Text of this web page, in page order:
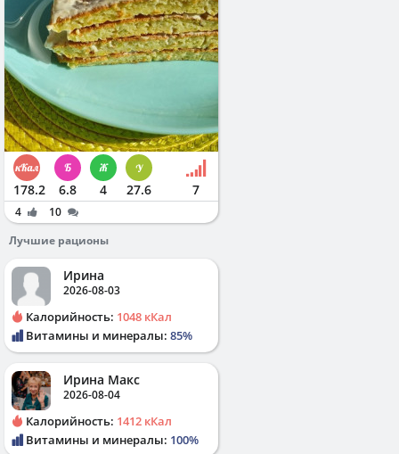
178.2 6.8 4 27.6 7
4
10
Лучшие рационы
Ирина
2026-08-03
Калорийность: 1048 кКал
Витамины и минералы: 85%
Ирина Макс
2026-08-04
Калорийность: 1412 кКал
Витамины и минералы: 100%